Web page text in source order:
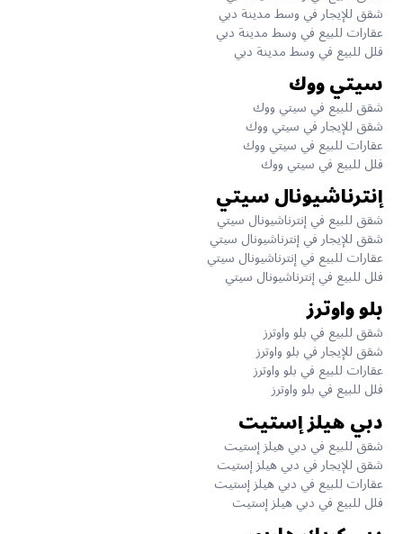
شقق للإيجار في وسط مدينة دبي
عقارات للبيع في وسط مدينة دبي
فلل للبيع في وسط مدينة دبي
سيتي ووك
شقق للبيع في سيتي ووك
شقق للإيجار في سيتي ووك
عقارات للبيع في سيتي ووك
فلل للبيع في سيتي ووك
إنترناشيونال سيتي
شقق للبيع في إنترناشيونال سيتي
شقق للإيجار في إنترناشيونال سيتي
عقارات للبيع في إنترناشيونال سيتي
فلل للبيع في إنترناشيونال سيتي
بلو واوترز
شقق للبيع في بلو واوترز
شقق للإيجار في بلو واوترز
عقارات للبيع في بلو واوترز
فلل للبيع في بلو واوترز
دبي هيلز إستيت
شقق للبيع في دبي هيلز إستيت
شقق للإيجار في دبي هيلز إستيت
عقارات للبيع في دبي هيلز إستيت
فلل للبيع في دبي هيلز إستيت